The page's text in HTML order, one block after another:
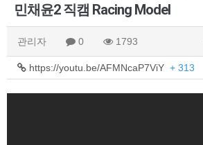
민채윤2 직캠 Racing Model
관리자 0 1793
https://youtu.be/AFMNcaP7ViY + 313